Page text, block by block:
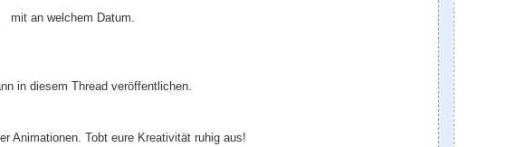
mit an welchem Datum.
in diesem Thread veröffentlichen.
Animationen. Tobt eure Kreativität ruhig aus!